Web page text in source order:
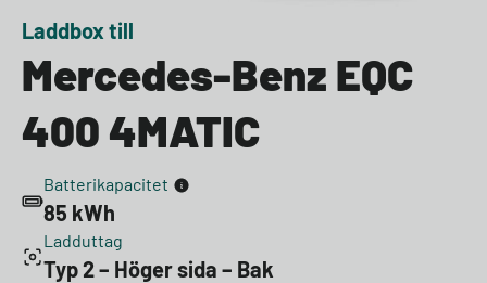
Laddbox till
Mercedes-Benz EQC
400 4MATIC
Batterikapacitet
85 kWh
Ladduttag
Typ 2 – Höger sida – Bak